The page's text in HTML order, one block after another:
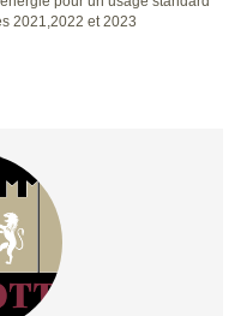
2021,2022 et 2023